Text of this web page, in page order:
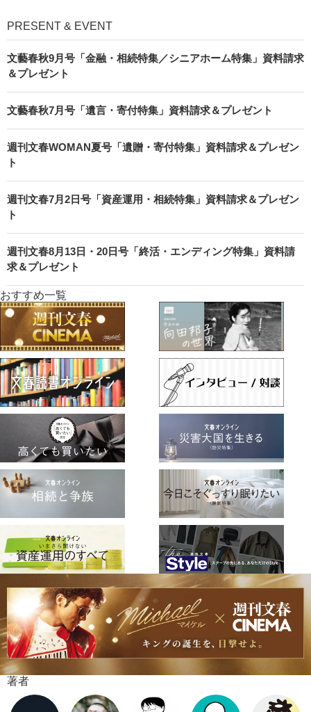
PRESENT & EVENT
文藝春秋9月号「金融・相続特集／シニアホーム特集」資料請求
＆プレゼント
文藝春秋7月号「遺言・寄付特集」資料請求＆プレゼント
週刊文春WOMAN夏号「遺贈・寄付特集」資料請求＆プレゼン
ト
週刊文春7月2日号「資産運用・相続特集」資料請求＆プレゼン
ト
週刊文春8月13日・20日号「終活・エンディング特集」資料請
求＆プレゼント
おすすめ一覧
著者